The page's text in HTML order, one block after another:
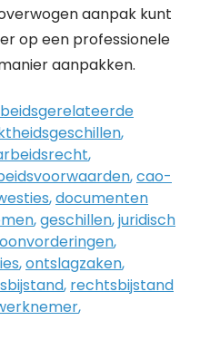
aanpak kunt
op een professionele
aanpakken.
,
,
,cao-
,documenten
,geschillen,juridisch
,
,ontslagzaken,
, rechtsbijstand
,